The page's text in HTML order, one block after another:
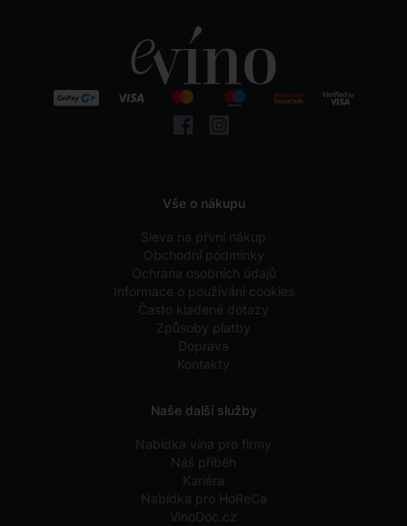
Vše o nákupu
Sleva na první nákup
Obchodní podmínky
Ochrana osobních údajů
Informace o používání cookies
Často kladené dotazy
Způsoby platby
Doprava
Kontakty
Naše další služby
Nabídka vína pro firmy
Náš příběh
Kariéra
Nabídka pro HoReCa
VinoDoc.cz